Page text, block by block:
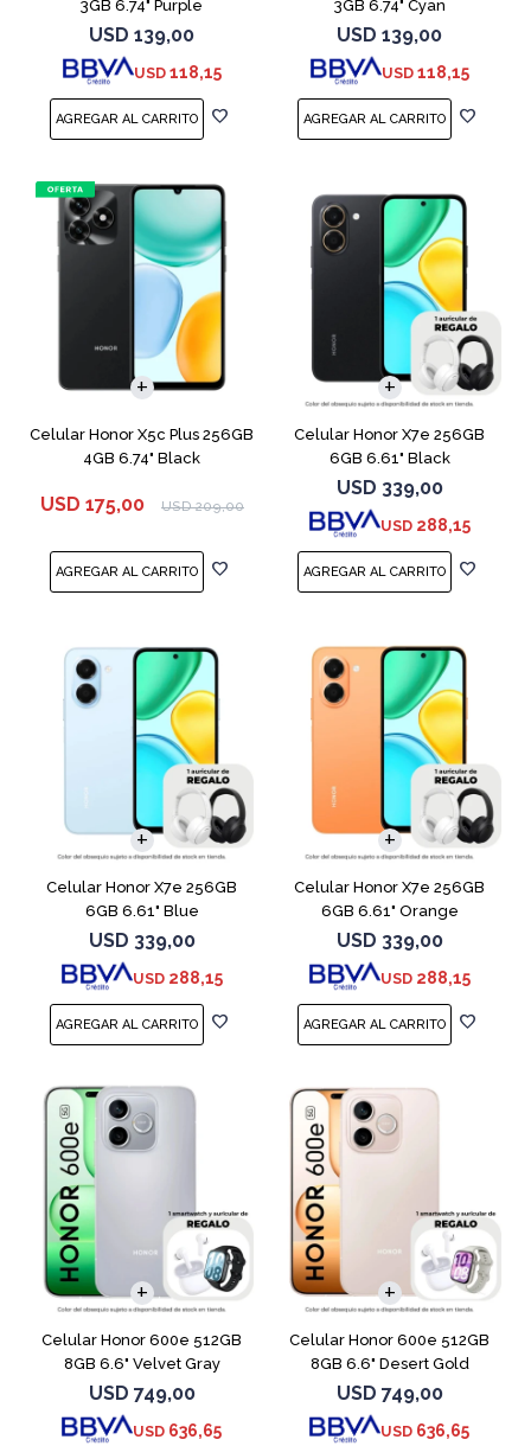
3GB 6.74" Purple
USD 139,00
USD 118,15
3GB 6.74" Cyan
USD 139,00
USD 118,15
Celular Honor X5c Plus 256GB
4GB 6.74" Black
USD 175,00 USD 209,00
COMPARAR
Celular Honor X7e 256GB
6GB 6.61" Black
USD 339,00
USD 288,15
COMPARAR
Celular Honor X7e 256GB
6GB 6.61" Blue
USD 339,00
USD 288,15
COMPARAR
Celular Honor X7e 256GB
6GB 6.61" Orange
USD 339,00
USD 288,15
COMPARAR
Celular Honor 600e 512GB
8GB 6.6" Velvet Gray
USD 749,00
USD 636,65
COMPARAR
Celular Honor 600e 512GB
8GB 6.6" Desert Gold
USD 749,00
USD 636,65
COMPARAR